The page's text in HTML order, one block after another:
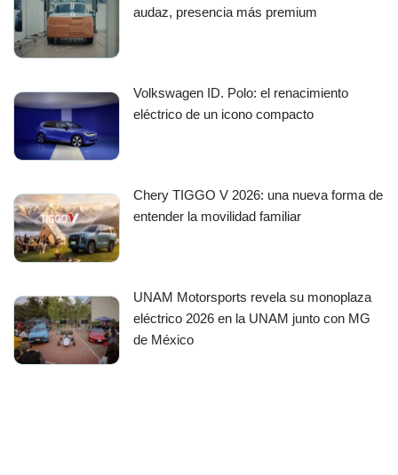
audaz, presencia más premium
Volkswagen ID. Polo: el renacimiento
eléctrico de un icono compacto
Chery TIGGO V 2026: una nueva forma de
entender la movilidad familiar
UNAM Motorsports revela su monoplaza
eléctrico 2026 en la UNAM junto con MG
de México